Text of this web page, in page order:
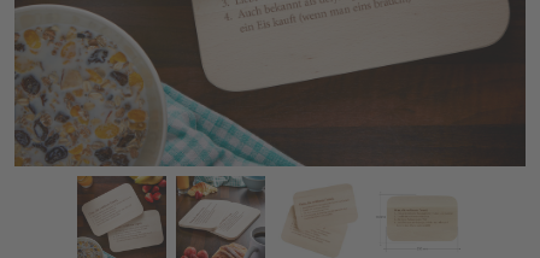
Frühstücksbrett mit Gravur - 2er Set - Definition Oma & Opa